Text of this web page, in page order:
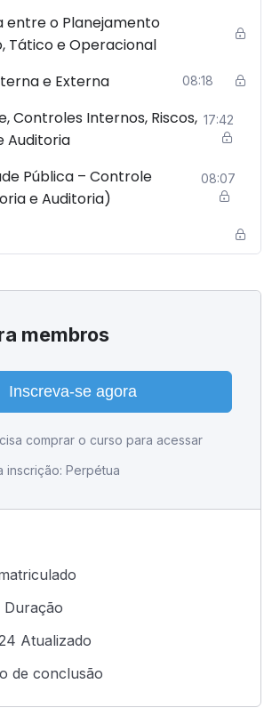
entre o Planejamento
Tático e Operacional
e Externa
08:18
Controles Internos, Riscos,
Auditoria
17:42
Pública – Controle
e Auditoria)
08:07
membros
Inscreva-se agora
comprar o curso para acessar
inscrição: Perpétua
Duração
Atualizado
de conclusão